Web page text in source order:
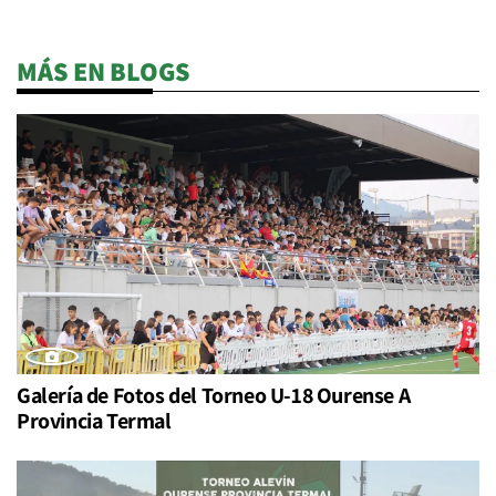
MÁS EN BLOGS
Galería de Fotos del Torneo U-18 Ourense A
Provincia Termal